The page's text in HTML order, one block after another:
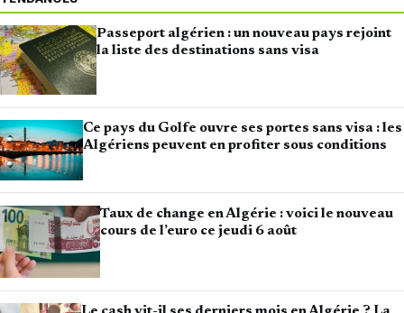
Passeport algérien : un nouveau pays rejoint
la liste des destinations sans visa
Ce pays du Golfe ouvre ses portes sans visa : les
Algériens peuvent en profiter sous conditions
Taux de change en Algérie : voici le nouveau
cours de l’euro ce jeudi 6 août